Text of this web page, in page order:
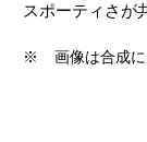
スポーティさが
※ 画像は合成